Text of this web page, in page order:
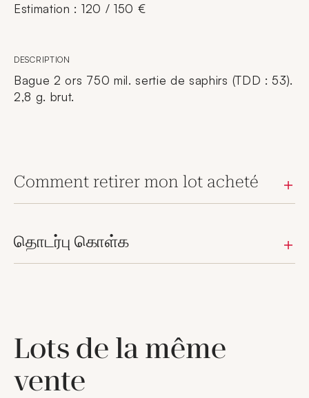
Estimation : 120 / 150 €
DESCRIPTION
Bague 2 ors 750 mil. sertie de saphirs (TDD : 53).
2,8 g. brut.
Comment retirer mon lot acheté
தொடர்பு கொள்க
Lots de la même
vente